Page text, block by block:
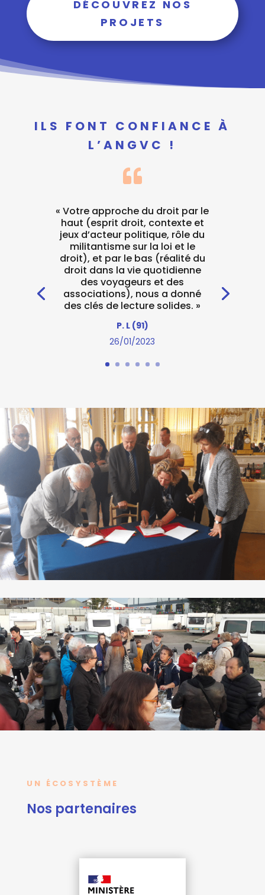
DÉCOUVREZ NOS
PROJETS
ILS FONT CONFIANCE À
L’ANGVC !

« Votre approche du droit par le
haut (esprit droit, contexte et
jeux d’acteur politique, rôle du
militantisme sur la loi et le
droit), et par le bas (réalité du
droit dans la vie quotidienne
des voyageurs et des
associations), nous a donné
des clés de lecture solides. »
P. L (91)
26/01/2023
UN ÉCOSYSTÈME
Nos partenaires